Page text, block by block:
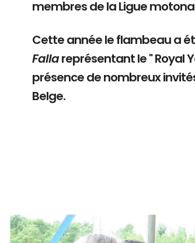
membres de la Ligue
Cette année le flambeau a
Fallareprésentant le " Royal
présence de nombreux
Belge.
Branding
ARMCHAIR